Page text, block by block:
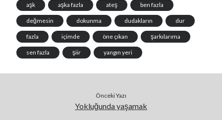
aşk aşka fazla ateş ben fazla
değmesin dokunma dudakların dur
fazla içimde öne çıkan şarkılarıma
sen fazla şiir yangın yeri
Önceki Yazı
Yokluğunda yaşamak